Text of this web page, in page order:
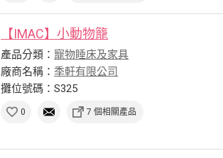
【IMAC】小動物籠
產品分類：寵物睡床及家具
廠商名稱： 季軒有限公司
攤位號碼：S325
0 7 個相關產品